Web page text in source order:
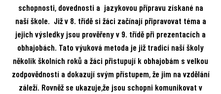
schopnosti, dovednosti a jazykovou přípravu získané na
naší škole. Již v 8. třídě si žáci začínají připravovat téma a
jejich výsledky jsou prověřeny v 9. třídě při prezentacích a
obhajobách. Tato výuková metoda je již tradicí naší školy
několik školních roků a žáci přistupují k obhajobám s velkou
zodpovědností a dokazují svým přístupem, že jim na vzdělání
záleží. Rovněž se ukazuje,že jsou schopni komunikovat v